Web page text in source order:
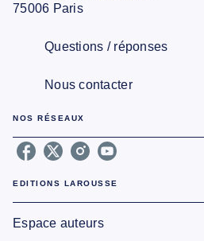
75006 Paris
Questions / réponses
Nous contacter
NOS RÉSEAUX
EDITIONS LAROUSSE
Espace auteurs